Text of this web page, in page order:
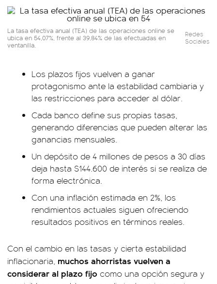
La tasa efectiva anual (TEA) de las operaciones online se
ubica en 54,07%, frente al 39,84% de las efectuadas en
ventanilla.
Redes
Sociales
Los plazos fijos vuelven a ganar
protagonismo ante la estabilidad cambiaria y
las restricciones para acceder al dólar.
Cada banco define sus propias tasas,
generando diferencias que pueden alterar las
ganancias mensuales.
Un depósito de 4 millones de pesos a 30 días
deja hasta $144.600 de interés si se realiza de
forma electrónica.
Con una inflación estimada en 2%, los
rendimientos actuales siguen ofreciendo
resultados positivos en términos reales.
Con el cambio en las tasas y cierta estabilidad
inflacionaria, muchos ahorristas vuelven a
considerar al plazo fijo como una opción segura y